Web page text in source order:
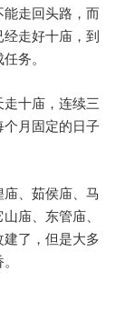
走回头路，而
走好十庙，到
务。
十庙，连续三
个月固定的日子
、茹侯庙、马
庙、东管庙、
了，但是大多